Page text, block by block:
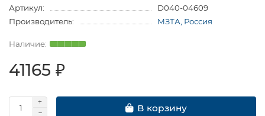
Артикул:
D040-04609
Производитель:
МЗТА, Россия
41165 ₽
В корзину